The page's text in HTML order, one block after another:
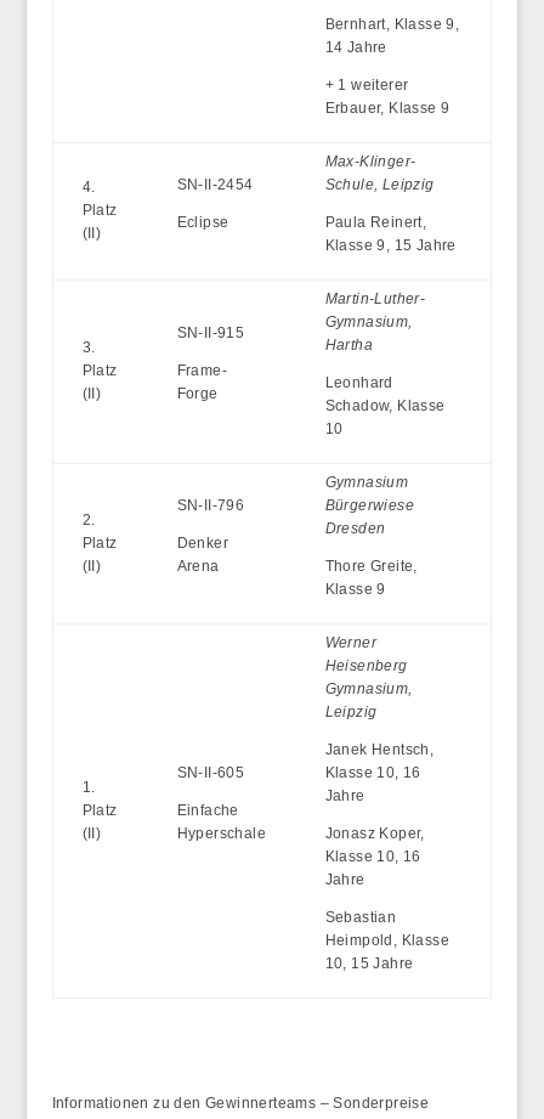
Bernhart, Klasse 9,
14 Jahre
+ 1 weiterer
Erbauer, Klasse 9
4.
Platz
(II)
SN-II-2454
Eclipse
Max-Klinger-
Schule, Leipzig
Paula Reinert,
Klasse 9, 15 Jahre
3.
Platz
(II)
SN-II-915
Frame-
Forge
Martin-Luther-
Gymnasium,
Hartha
Leonhard
Schadow, Klasse
10
2.
Platz
(II)
SN-II-796
Denker
Arena
Gymnasium
Bürgerwiese
Dresden
Thore Greite,
Klasse 9
1.
Platz
(II)
SN-II-605
Einfache
Hyperschale
Werner
Heisenberg
Gymnasium,
Leipzig
Janek Hentsch,
Klasse 10, 16
Jahre
Jonasz Koper,
Klasse 10, 16
Jahre
Sebastian
Heimpold, Klasse
10, 15 Jahre
Informationen zu den Gewinnerteams – Sonderpreise